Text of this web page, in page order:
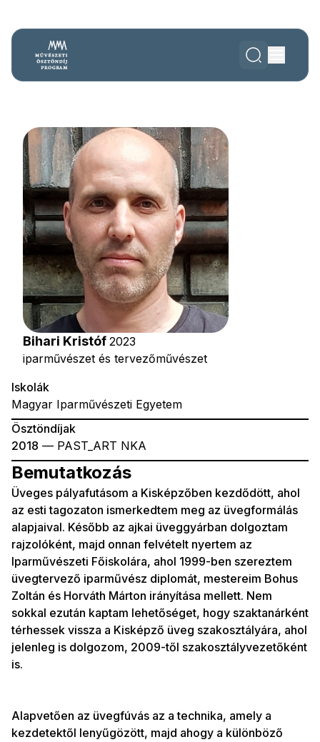
Bihari Kristóf 2023
iparművészet és tervezőművészet
Bemutatkozás
Üveges pályafutásom a Kisképzőben kezdődött, ahol
az esti tagozaton ismerkedtem meg az üvegformálás
alapjaival. Később az ajkai üveggyárban dolgoztam
rajzolóként, majd onnan felvételt nyertem az
Iparművészeti Főiskolára, ahol 1999-ben szereztem
üvegtervező iparművész diplomát, mestereim Bohus
Zoltán és Horváth Márton irányítása mellett. Nem
sokkal ezután kaptam lehetőséget, hogy szaktanárként
térhessek vissza a Kisképző üveg szakosztályára, ahol
jelenleg is dolgozom, 2009-től szakosztályvezetőként
is.
Alapvetően az üvegfúvás az a technika, amely a
kezdetektől lenyűgözött, majd ahogy a különböző
Iskolák
Magyar Iparművészeti Egyetem
Ösztöndíjak
2018 — PAST_ART NKA